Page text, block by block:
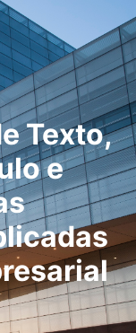
Texto,
e